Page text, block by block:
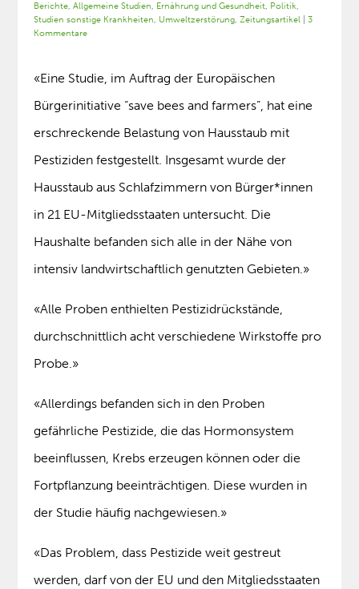
Berichte,Allgemeine Studien, Ernährung und Gesundheit, Politik,
Studien sonstige Krankheiten, Umweltzerstörung,Zeitungsartikel |3
Kommentare
«Eine Studie, im Auftrag der Europäischen
Bürgerinitiative “save bees and farmers”, hat eine
erschreckende Belastung von Hausstaub mit
Pestiziden festgestellt. Insgesamt wurde der
Hausstaub aus Schlafzimmern von Bürger*innen
in 21 EU-Mitgliedsstaaten untersucht. Die
Haushalte befanden sich alle in der Nähe von
intensiv landwirtschaftlich genutzten Gebieten.»
«Alle Proben enthielten Pestizidrückstände,
durchschnittlich acht verschiedene Wirkstoffe pro
Probe.»
«Allerdings befanden sich in den Proben
gefährliche Pestizide, die das Hormonsystem
beeinflussen, Krebs erzeugen können oder die
Fortpflanzung beeinträchtigen. Diese wurden in
der Studie häufig nachgewiesen.»
«Das Problem, dass Pestizide weit gestreut
werden, darf von der EU und den Mitgliedsstaaten